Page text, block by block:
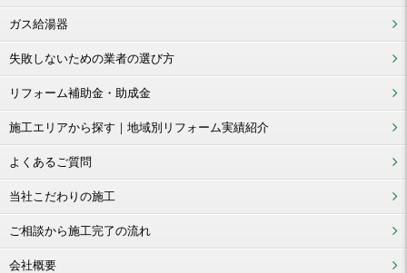
ガス給湯器
失敗しないための業者の選び方
リフォーム補助金・助成金
施工エリアから探す｜地域別リフォーム実績紹介
よくあるご質問
当社こだわりの施工
ご相談から施工完了の流れ
会社概要